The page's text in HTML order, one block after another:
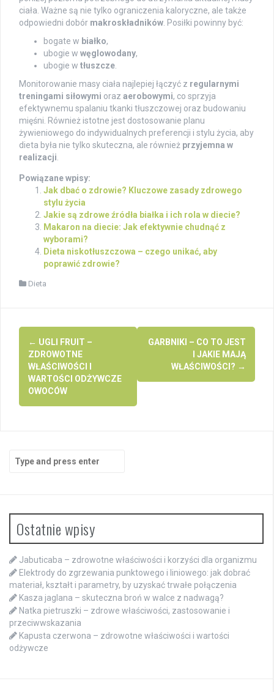
ciała. Ważne są nie tylko ograniczenia kaloryczne, ale także
odpowiedni dobór makroskładników. Posiłki powinny być:
bogate w białko,
ubogie w węglowodany,
ubogie w tłuszcze.
Monitorowanie masy ciała najlepiej łączyć z regularnymi
treningami siłowymi oraz aerobowymi, co sprzyja
efektywnemu spalaniu tkanki tłuszczowej oraz budowaniu
mięśni. Również istotne jest dostosowanie planu
żywieniowego do indywidualnych preferencji i stylu życia, aby
dieta była nie tylko skuteczna, ale również przyjemna w
realizacji.
Powiązane wpisy:
Jak dbać o zdrowie? Kluczowe zasady zdrowego
stylu życia
Jakie są zdrowe źródła białka i ich rola w diecie?
Makaron na diecie: Jak efektywnie chudnąć z
wyborami?
Dieta niskotłuszczowa – czego unikać, aby
poprawić zdrowie?
Dieta
Post
navigation
← UGLI FRUIT –
ZDROWOTNE
WŁAŚCIWOŚCI I
WARTOŚCI ODŻYWCZE
OWOCÓW
GARBNIKI – CO TO JEST
I JAKIE MAJĄ
WŁAŚCIWOŚCI? →
Search
for:
Ostatnie wpisy
Jabuticaba – zdrowotne właściwości i korzyści dla organizmu
Elektrody do zgrzewania punktowego i liniowego: jak dobrać
materiał, kształt i parametry, by uzyskać trwałe połączenia
Kasza jaglana – skuteczna broń w walce z nadwagą?
Natka pietruszki – zdrowe właściwości, zastosowanie i
przeciwwskazania
Kapusta czerwona – zdrowotne właściwości i wartości
odżywcze